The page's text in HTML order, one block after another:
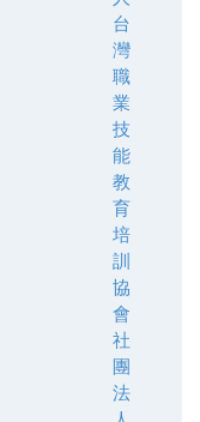
台
灣
職
業
技
能
教
育
培
訓
協
會
社
團
法